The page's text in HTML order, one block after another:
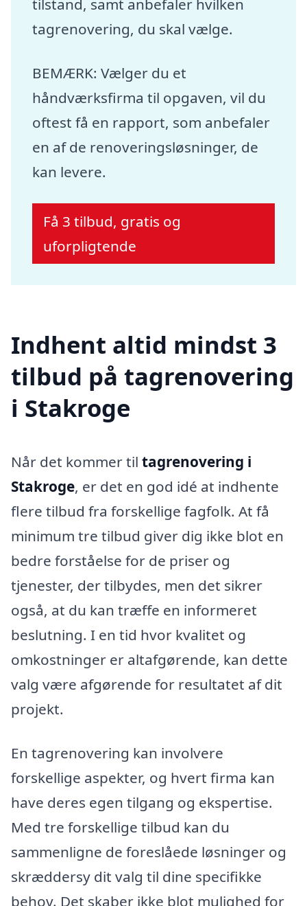
tilstand, samt anbefaler hvilken
tagrenovering, du skal vælge.
BEMÆRK: Vælger du et
håndværksfirma til opgaven, vil du
oftest få en rapport, som anbefaler
en af de renoveringsløsninger, de
kan levere.
Få 3 tilbud, gratis og
uforpligtende
Indhent altid mindst 3
tilbud på tagrenovering
i Stakroge
Når det kommer til tagrenovering i
Stakroge, er det en god idé at indhente
flere tilbud fra forskellige fagfolk. At få
minimum tre tilbud giver dig ikke blot en
bedre forståelse for de priser og
tjenester, der tilbydes, men det sikrer
også, at du kan træffe en informeret
beslutning. I en tid hvor kvalitet og
omkostninger er altafgørende, kan dette
valg være afgørende for resultatet af dit
projekt.
En tagrenovering kan involvere
forskellige aspekter, og hvert firma kan
have deres egen tilgang og ekspertise.
Med tre forskellige tilbud kan du
sammenligne de foreslåede løsninger og
skræddersy dit valg til dine specifikke
behov. Det skaber ikke blot mulighed for